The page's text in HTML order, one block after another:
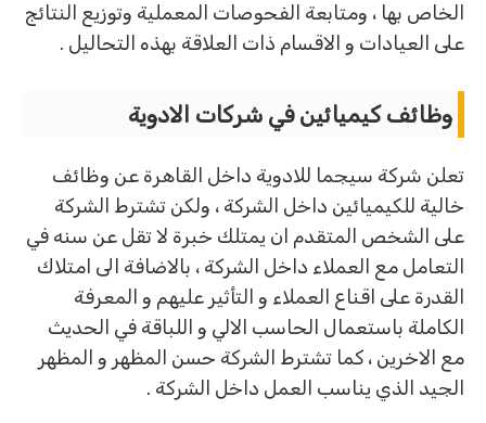
الخاص بها ، ومتابعة الفحوصات المعملية وتوزيع النتائج
على العيادات و الاقسام ذات العلاقة بهذه التحاليل .
وظائف كيميائين في شركات الادوية
تعلن شركة سيجما للادوية داخل القاهرة عن وظائف
خالية للكيميائين داخل الشركة ، ولكن تشترط الشركة
على الشخص المتقدم ان يمتلك خبرة لا تقل عن سنه في
التعامل مع العملاء داخل الشركة ، بالاضافة الى امتلاك
القدرة على اقناع العملاء و التأثير عليهم و المعرفة
الكاملة باستعمال الحاسب الالي و اللباقة في الحديث
مع الاخرين ، كما تشترط الشركة حسن المظهر و المظهر
الجيد الذي يناسب العمل داخل الشركة .